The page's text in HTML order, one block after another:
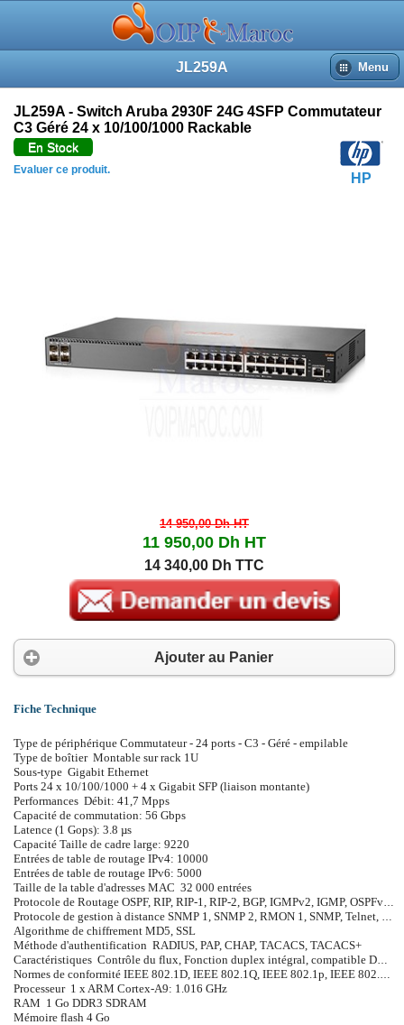
JL259A Menu
HP
JL259A - Switch Aruba 2930F 24G 4SFP Commutateur
C3 Géré 24 x 10/100/1000 Rackable
En Stock
Evaluer ce produit.
14 950,00 DhHT
11 950,00 Dh HT
14 340,00 Dh TTC
Ajouter au Panier
Fiche Technique
Type de périphérique Commutateur - 24 ports - C3 - Géré - empilable
Type de boîtier Montable sur rack 1U
Sous-type Gigabit Ethernet
Ports 24 x 10/100/1000 + 4 x Gigabit SFP (liaison montante)
Performances Débit: 41,7 Mpps
Capacité de commutation: 56 Gbps
Latence (1 Gops): 3.8 µs
Capacité Taille de cadre large: 9220
Entrées de table de routage IPv4: 10000
Entrées de table de routage IPv6: 5000
Taille de la table d'adresses MAC 32 000 entrées
Protocole de Routage OSPF, RIP, RIP-1, RIP-2, BGP, IGMPv2, IGMP, OSPFv2, routage IP statique, IGMPv3, OSPFv3, routage statique IPv4, routage statique IPv6, RIPng, MLD, CIDR
Protocole de gestion à distance SNMP 1, SNMP 2, RMON 1, SNMP, Telnet, SNMP 3, SNMP 2c, SSH, SSH-2, CLI, XRMON
Algorithme de chiffrement MD5, SSL
Méthode d'authentification RADIUS, PAP, CHAP, TACACS, TACACS+
Caractéristiques Contrôle du flux, Fonction duplex intégral, compatible DHCP, prise en charge de BOOTP, prise en charge d'ARP, prise en charge du réseau local (LAN) virtuel, IGMP snooping, prise en charge de Syslog, prise en charge DiffServ, prise en charge d'IPv6, prise en charge du protocole SNTP, sFlow, prise en charge du protocole STP (Spanning Tree Protocol), prise en charge du protocole Multiple Spanning Tree Protocol (MSTP), assistance Access Control List (ACL), qualité de service (QDS), support d'images étendues, serveur DHCP, STP Root Guard, Uni-Directional Link Detection (UDLD), prise en charge LLDP, Link Aggregation Control Protocol (LACP), base d'information de gestion (MIB), verrouillage d'adresse MAC, protection ARP dynamique, protection DHPC, Dynamic VLAN Support (GVRP), Multiple VLAN Registration Protocol (MVRP), Neighbor Discovery Protocol (NDP), Class of Service (CoS), Type of Service (ToS), prise en charge OpenFlow, Protection de l'UC, Internet Control Message Protocol (ICMP), ICMP Router Discovery Protocol (IRDP), Virtual Extensible LAN (VXLAN), Management Information Base (MIB) II
Normes de conformité IEEE 802.1D, IEEE 802.1Q, IEEE 802.1p, IEEE 802.3af, IEEE 802.3x, IEEE 802.3ad (LACP), IEEE 802.1w, IEEE 802.1x, IEEE 802.1s, IEEE 802.1ad, IEEE 802.1v, IEEE 802.1ab (LLDP), IEEE 802.3at, IEEE 802.3az, IEEE 802.1AX
Processeur 1 x ARM Cortex-A9: 1.016 GHz
RAM 1 Go DDR3 SDRAM
Mémoire flash 4 Go